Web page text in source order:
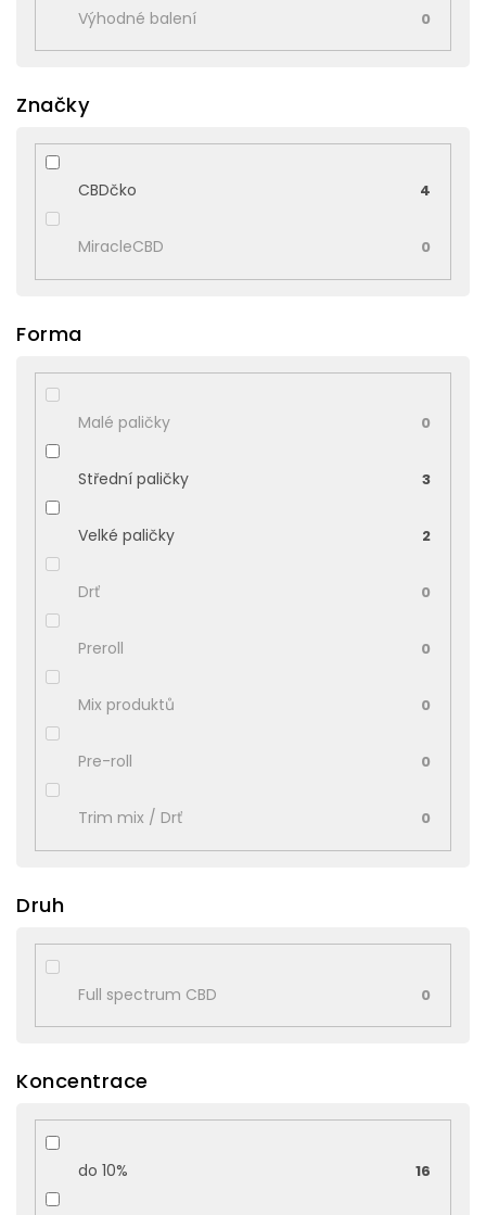
Výhodné balení 0
Značky
CBDčko 4
MiracleCBD 0
Forma
Malé paličky 0
Střední paličky 3
Velké paličky 2
Drť 0
Preroll 0
Mix produktů 0
Pre-roll 0
Trim mix / Drť 0
Druh
Full spectrum CBD 0
Koncentrace
do 10% 16